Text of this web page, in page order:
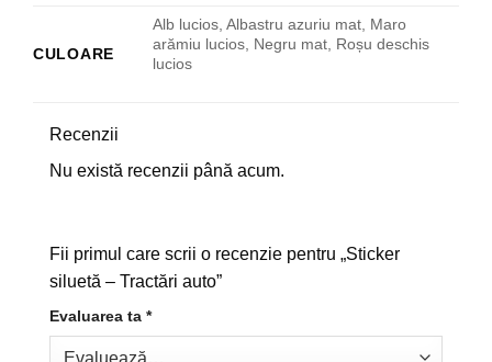
CULOARE
Alb lucios, Albastru azuriu mat, Maro
arămiu lucios, Negru mat, Roșu deschis
lucios
Recenzii
Nu există recenzii până acum.
Fii primul care scrii o recenzie pentru „Sticker
siluetă – Tractări auto”
Evaluarea ta *